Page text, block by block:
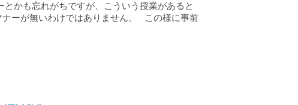
かも忘れがちですが、こういう授業があると
ーが無いわけではありません。 この様に事前